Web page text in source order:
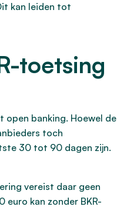
kan leiden tot
toetsing
open banking. Hoewel de
toch
30 tot 90 dagen zijn.
vereist daar geen
euro kan zonder BKR-